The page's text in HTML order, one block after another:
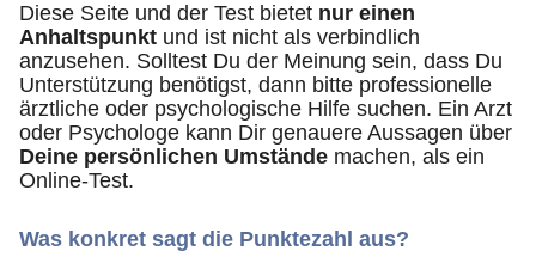
Diese Seite und der Test bietet nur einen
Anhaltspunkt und ist nicht als verbindlich
anzusehen. Solltest Du der Meinung sein, dass Du
Unterstützung benötigst, dann bitte professionelle
ärztliche oder psychologische Hilfe suchen. Ein Arzt
oder Psychologe kann Dir genauere Aussagen über
Deine persönlichen Umstände machen, als ein
Online-Test.
Was konkret sagt die Punktezahl aus?